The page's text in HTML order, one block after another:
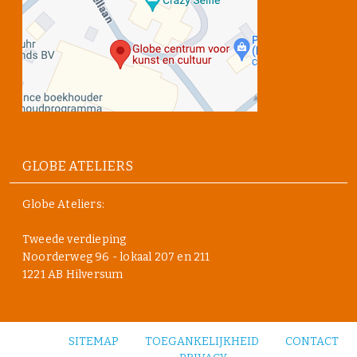
GLOBE ATELIERS
Globe Ateliers:
Tweede verdieping
Noorderweg 96 - lokaal 207 en 211
1221 AB Hilversum
SITEMAP TOEGANKELIJKHEID
CONTACT